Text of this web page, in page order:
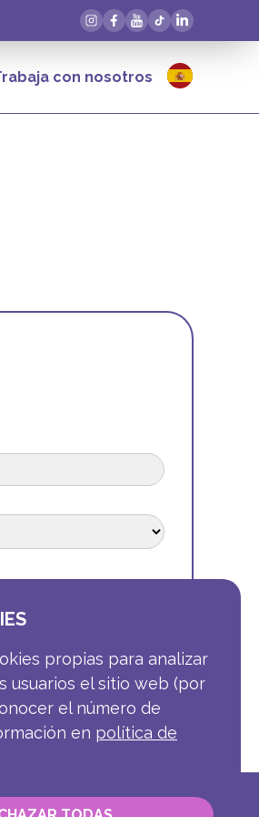
con nosotros
propias para analizar
usuarios el sitio web (por
el número de
en política de